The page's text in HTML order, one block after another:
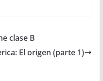
clase B
El origen (parte 1)